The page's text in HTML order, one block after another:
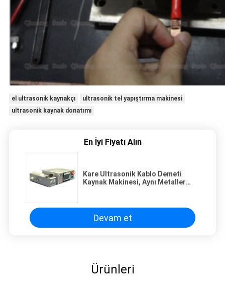
el ultrasonik kaynakçı
ultrasonik tel yapıştırma makinesi
ultrasonik kaynak donatımı
En İyi Fiyatı Alın
Kare Ultrasonik Kablo Demeti
Kaynak Makinesi, Aynı Metaller
Devam et
Ürünleri